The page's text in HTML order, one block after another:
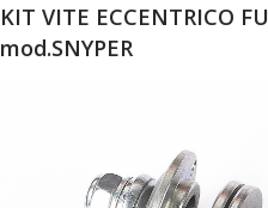
CONTATTI
IT
KIT VITE ECCENTRICO
mod.SNYPER